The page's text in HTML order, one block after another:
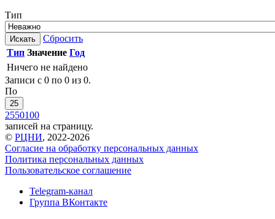
Тип
Искать
Сбросить
Тип Значение Год
Ничего не найдено
Записи с 0 по 0 из 0.
По
25
2550100
записей на страницу.
© РЦНИ, 2022-2026
Согласие на обработку персональных данных
Политика персональных данных
Пользовательское соглашение
Telegram-канал
Группа ВКонтакте